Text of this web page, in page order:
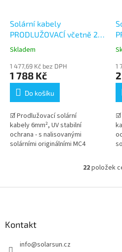
Solární kabely
PRODLUŽOVACÍ včetně 2
párů konektorů MC4 -
Skladem
1 477,69 Kč bez DPH
1 788 Kč
Do košíku
☑ Prodlužovací solární
kabely 6mm², UV stabilní
ochrana - s nalisovanými
solárními originálními MC4
1
☑
O
l
22položek
Kontakt
info@solarsun.cz